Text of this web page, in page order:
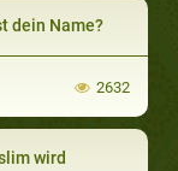
dein Name?
2632
wird